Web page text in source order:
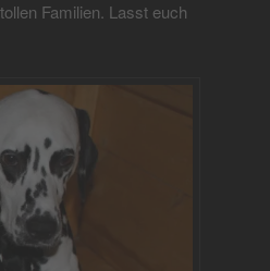
Familien. Lasst euch